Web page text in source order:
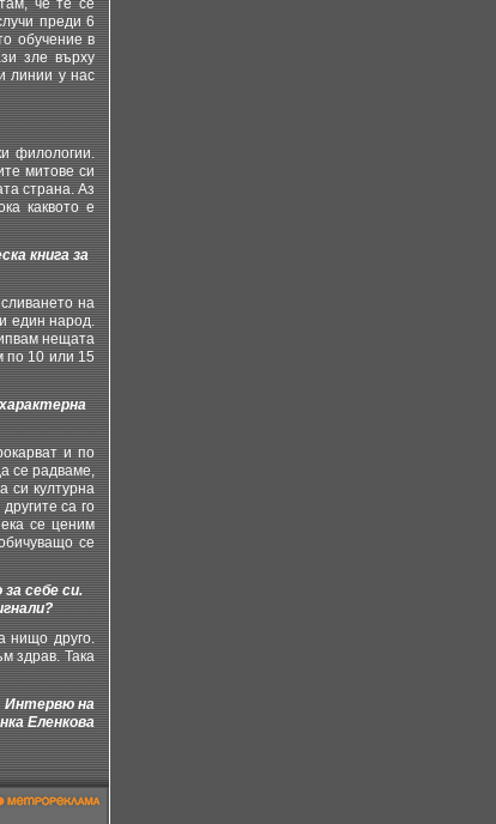
че те се
преди 6
обучение в
зле върху
линии у нас
филологии.
митове си
страна. Аз
каквото е
книга за
на
един народ.
нещата
по 10 или 15
и по
се радваме,
си културна
са го
се ценим
се
себе си.
нищо друго.
здрав. Така
Интервю на
Еленкова